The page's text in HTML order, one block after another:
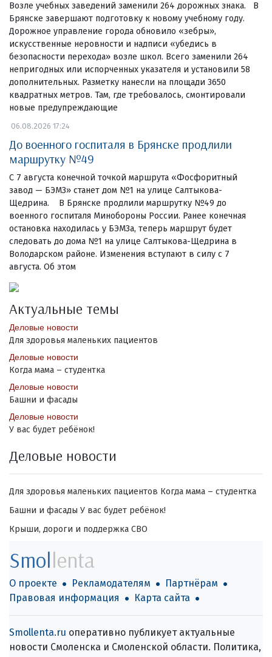
Возле учебных заведений заменили 264 дорожных знака. В
Брянске завершают подготовку к новому учебному году.
Дорожное управление города обновило «зебры»,
искусственные неровности и надписи «убедись в
безопасности перехода» возле школ. Всего заменили 264
непригодных или испорченных указателя и установили 58
дополнительных. Разметку нанесли на площади 3650
квадратных метров. Там, где требовалось, смонтировали
новые предупреждающие
06.08.2026 17:24
До военного госпиталя в Брянске продлили
маршрутку №49
С 7 августа конечной точкой маршрута «Фосфоритный
завод — БЭМЗ» станет дом №1 на улице Салтыкова-
Щедрина. В Брянске продлили маршрутку №49 до
военного госпиталя Минобороны России. Ранее конечная
остановка находилась у БЭМЗа, теперь маршрут будет
следовать до дома №1 на улице Салтыкова-Щедрина в
Володарском районе. Изменения вступают в силу с 7
августа. Об этом
Актуальные темы
Деловые новости
Для здоровья маленьких пациентов
Деловые новости
Когда мама – студентка
Деловые новости
Башни и фасады
Деловые новости
У вас будет ребёнок!
Деловые новости
Для здоровья маленьких пациентов Когда мама – студентка
Башни и фасады У вас будет ребёнок!
Крыши, дороги и поддержка СВО
Smollenta
О проекте Рекламодателям
Партнёрам
Правовая информация
Карта сайта
Smollenta.ru оперативно публикует актуальные
новости Смоленска и Смоленской области. Политика,